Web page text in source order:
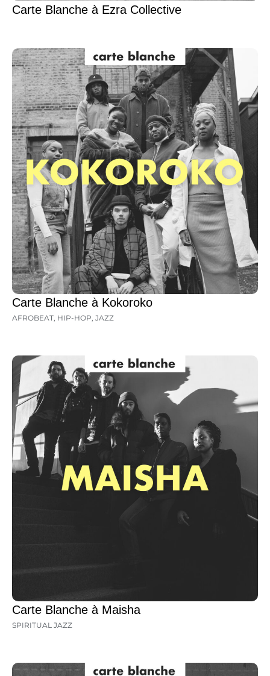
Carte Blanche à Ezra Collective
Carte Blanche à Kokoroko
AFROBEAT, HIP-HOP, JAZZ
Carte Blanche à Maisha
SPIRITUAL JAZZ